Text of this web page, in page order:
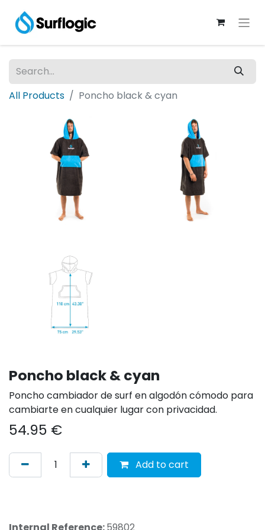
All Products Poncho black & cyan
Poncho black & cyan
Poncho cambiador de surf en algodón cómodo para
cambiarte en cualquier lugar con privacidad.
54.95 €
Add to cart
Internal Reference:59802